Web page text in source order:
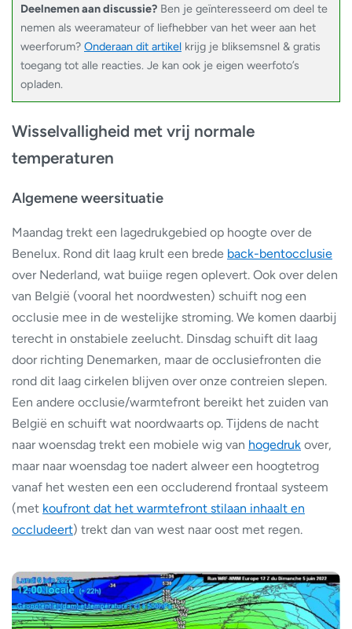
Deelnemen aan discussie? Ben je geïnteresseerd om deel te
nemen als weeramateur of liefhebber van het weer aan het
weerforum? Onderaan dit artikel krijg je bliksemsnel & gratis
toegang tot alle reacties. Je kan ook je eigen weerfoto’s
opladen.
Wisselvalligheid met vrij normale
temperaturen
Algemene weersituatie
Maandag trekt een lagedrukgebied op hoogte over de
Benelux. Rond dit laag krult een brede back-bentocclusie
over Nederland, wat buiige regen oplevert. Ook over delen
van België (vooral het noordwesten) schuift nog een
occlusie mee in de westelijke stroming. We komen daarbij
terecht in onstabiele zeelucht. Dinsdag schuift dit laag
door richting Denemarken, maar de occlusiefronten die
rond dit laag cirkelen blijven over onze contreien slepen.
Een andere occlusie/warmtefront bereikt het zuiden van
België en schuift wat noordwaarts op. Tijdens de nacht
naar woensdag trekt een mobiele wig van hogedruk over,
maar naar woensdag toe nadert alweer een hoogtetrog
vanaf het westen een een occluderend frontaal systeem
(met koufront dat het warmtefront stilaan inhaalt en
occludeert) trekt dan van west naar oost met regen.